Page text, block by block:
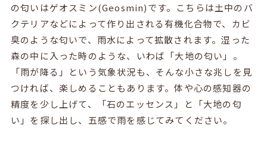
の匂いはゲオスミン(Geosmin)です。こちらは土中のバ
クテリアなどによって作り出される有機化合物で、カビ
臭のような匂いで、雨水によって拡散されます。湿った
森の中に入った時のような、いわば「大地の匂い」。
「雨が降る」という気象状況も、そんな小さな兆しを見
つければ、楽しめることもあります。体や心の感知器の
精度を少し上げて、「石のエッセンス」と「大地の匂
い」を探し出し、五感で雨を感じてみてください。